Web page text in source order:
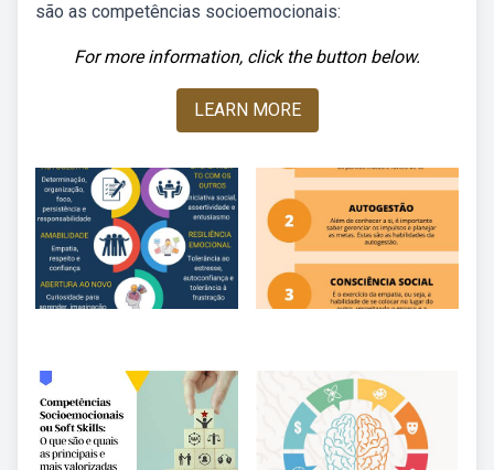
são as competências socioemocionais:
For more information, click the button below.
LEARN MORE